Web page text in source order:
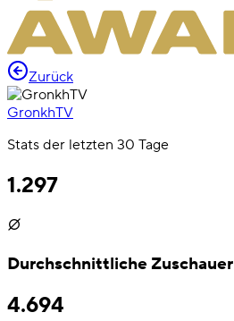
Zurück
GronkhTV
Stats der letzten 30 Tage
1.297
Durchschnittliche Zuschauer
4.694